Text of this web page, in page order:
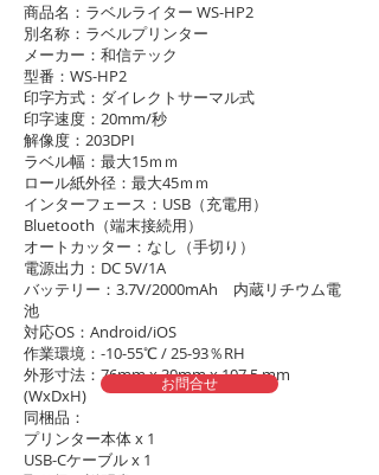
商品名：ラベルライター WS-HP2
別名称：ラベルプリンター
メーカー：和信テック
型番：WS-HP2
印字方式：ダイレクトサーマル式
印字速度：20mm/秒
解像度：203DPI
ラベル幅：最大15ｍｍ
ロール紙外径：最大45ｍｍ
インターフェース：USB（充電用）
Bluetooth（端末接続用）
オートカッター：なし（手切り）
電源出力：DC 5V/1A
バッテリー：3.7V/2000mAh 内蔵リチウム電
池
対応OS：Android/iOS
作業環境：-10-55℃ / 25-93％RH
外形寸法：76mm x 30mm x 107.5 mm
(WxDxH)
同梱品：
プリンター本体 x 1
USB-Cケーブル x 1
お問合せ